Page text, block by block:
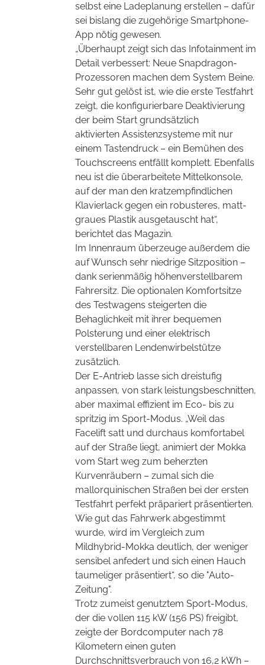
selbst eine Ladeplanung erstellen – dafür
sei bislang die zugehörige Smartphone-
App nötig gewesen.
„Überhaupt zeigt sich das Infotainment im
Detail verbessert: Neue Snapdragon-
Prozessoren machen dem System Beine.
Sehr gut gelöst ist, wie die erste Testfahrt
zeigt, die konfigurierbare Deaktivierung
der beim Start grundsätzlich
aktivierten Assistenzsysteme mit nur
einem Tastendruck – ein Bemühen des
Touchscreens entfällt komplett. Ebenfalls
neu ist die überarbeitete Mittelkonsole,
auf der man den kratzempfindlichen
Klavierlack gegen ein robusteres, matt-
graues Plastik ausgetauscht hat“,
berichtet das Magazin.
Im Innenraum überzeuge außerdem die
auf Wunsch sehr niedrige Sitzposition –
dank serienmäßig höhenverstellbarem
Fahrersitz. Die optionalen Komfortsitze
des Testwagens steigerten die
Behaglichkeit mit ihrer bequemen
Polsterung und einer elektrisch
verstellbaren Lendenwirbelstütze
zusätzlich.
Der E-Antrieb lasse sich dreistufig
anpassen, von stark leistungsbeschnitten,
aber maximal effizient im Eco- bis zu
spritzig im Sport-Modus. „Weil das
Facelift satt und durchaus komfortabel
auf der Straße liegt, animiert der Mokka
vom Start weg zum beherzten
Kurvenräubern – zumal sich die
mallorquinischen Straßen bei der ersten
Testfahrt perfekt präpariert präsentierten.
Wie gut das Fahrwerk abgestimmt
wurde, wird im Vergleich zum
Mildhybrid-Mokka deutlich, der weniger
sensibel anfedert und sich einen Hauch
taumeliger präsentiert“, so die "Auto-
Zeitung".
Trotz zumeist genutztem Sport-Modus,
der die vollen 115 kW (156 PS) freigibt,
zeigte der Bordcomputer nach 78
Kilometern einen guten
Durchschnittsverbrauch von 16,2 kWh –